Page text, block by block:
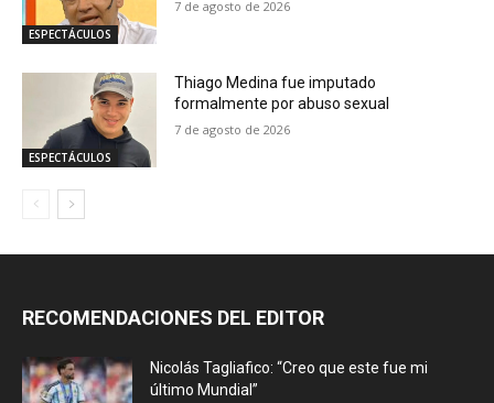
ESPECTÁCULOS
7 de agosto de 2026
ESPECTÁCULOS
Thiago Medina fue imputado
formalmente por abuso sexual
7 de agosto de 2026
RECOMENDACIONES DEL EDITOR
Nicolás Tagliafico: “Creo que este fue mi
último Mundial”